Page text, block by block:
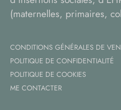
(maternelles, primaires,
CONDITIONS GÉNÉRALES DE
POLITIQUE DE CONFIDENTIALITÉ
POLITIQUE DE COOKIES
ME CONTACTER